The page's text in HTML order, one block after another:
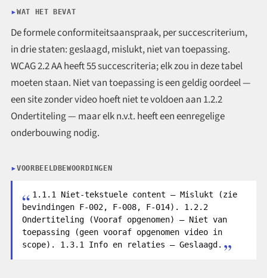
WAT HET BEVAT
De formele conformiteitsaanspraak, per succescriterium,
in drie staten: geslaagd, mislukt, niet van toepassing.
WCAG 2.2 AA heeft 55 succescriteria; elk zou in deze tabel
moeten staan. Niet van toepassing is een geldig oordeel —
een site zonder video hoeft niet te voldoen aan 1.2.2
Ondertiteling — maar elk n.v.t. heeft een eenregelige
onderbouwing nodig.
VOORBEELDBEWOORDINGEN
1.1.1 Niet-tekstuele content — Mislukt (zie
bevindingen F-002, F-008, F-014). 1.2.2
Ondertiteling (Vooraf opgenomen) — Niet van
toepassing (geen vooraf opgenomen video in
scope). 1.3.1 Info en relaties — Geslaagd.